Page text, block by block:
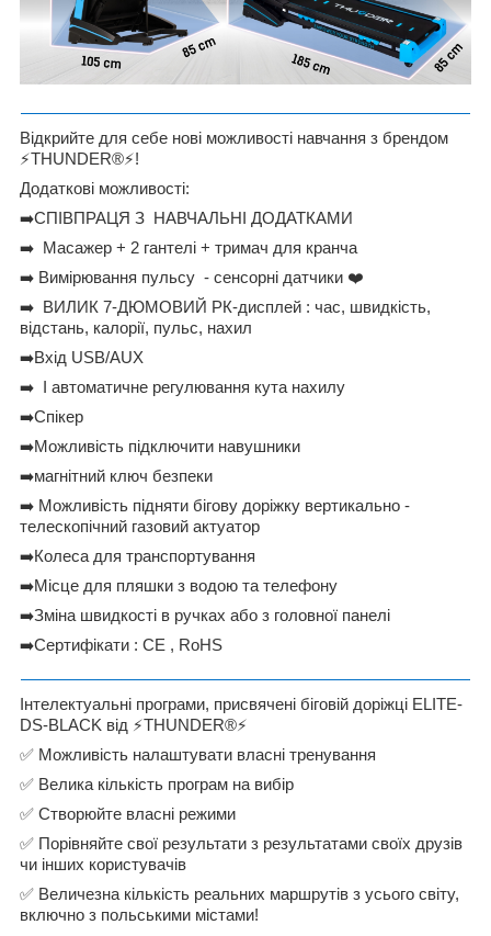
Відкрийте для себе нові можливості навчання з брендом
⚡THUNDER®️⚡!
Додаткові можливості:
➡️СПІВПРАЦЯ З НАВЧАЛЬНІ ДОДАТКАМИ
➡ ️ Масажер + 2 гантелі + тримач для кранча
➡ ️ Вимірювання пульсу - сенсорні датчики ❤
➡ ️ ВИЛИК 7-ДЮМОВИЙ РК-дисплей : час, швидкість,
відстань, калорії, пульс, нахил
➡️Вхід USB/AUX
➡ ️ І автоматичне регулювання кута нахилу
➡️Спікер
➡️Можливість підключити навушники
➡️магнітний ключ безпеки
➡ ️ Можливість підняти бігову доріжку вертикально -
телескопічний газовий актуатор
➡️Колеса для транспортування
➡️Місце для пляшки з водою та телефону
➡️Зміна швидкості в ручках або з головної панелі
➡️Сертифікати : CE , RoHS
Інтелектуальні програми, присвячені біговій доріжці ELITE-
DS-BLACK від ⚡THUNDER®️⚡
✅ Можливість налаштувати власні тренування
✅ Велика кількість програм на вибір
✅ Створюйте власні режими
✅ Порівняйте свої результати з результатами своїх друзів
чи інших користувачів
✅ Величезна кількість реальних маршрутів з усього світу,
включно з польськими містами!